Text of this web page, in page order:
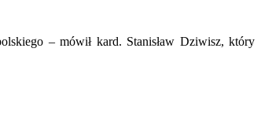
– mówił kard. Stanisław Dziwisz, który